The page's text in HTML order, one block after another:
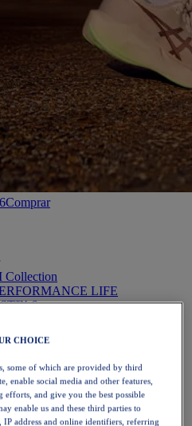
Comprar
LIFE
6
CHOICE
some of which are provided by third
enable social media and other features,
and give you the best possible
enable us and these third parties to
IP address and online identifiers, referring